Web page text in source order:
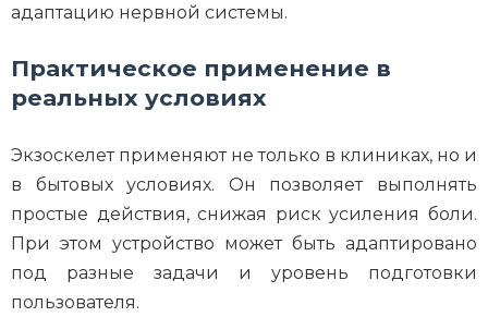
адаптацию нервной системы.
Практическое применение в
реальных условиях
Экзоскелет применяют не только в клиниках, но и
в бытовых условиях. Он позволяет выполнять
простые действия, снижая риск усиления боли.
При этом устройство может быть адаптировано
под разные задачи и уровень подготовки
пользователя.